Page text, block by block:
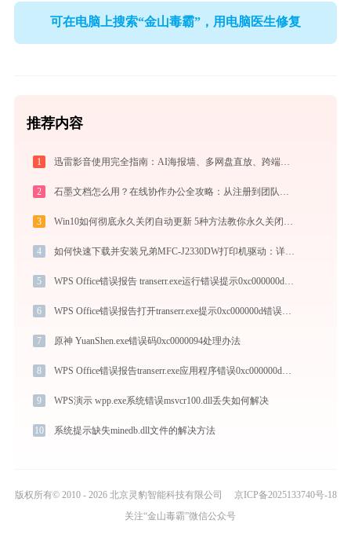
可在电脑上搜索“金山毒霸”，用电脑医生修复
推荐内容
1 迅雷影音使用完全指南：AI海报墙、多网盘直放、跨端同步，不止于播放器
2
3
4 如何快速下载并安装兄弟MFC-J2330DW打印机驱动：详细步骤解析
5 WPS Office错误报告 transerr.exe运行错误提示0xc000000d的解决办法
6 WPS Office错误报告打开transerr.exe提示0xc000000d错误码怎么办
7 原神 YuanShen.exe错误码0xc0000094处理办法
8 WPS Office错误报告transerr.exe应用程序错误0xc000000d解决方法
9 WPS演示 wpp.exe系统错误msvcr100.dll丢失如何解决
10 系统提示缺失minedb.dll文件的解决方法
版权所有© 2010 - 2026 北京灵豹智能科技有限公司
京ICP备2025133740号-18
关注“金山毒霸”微信公众号